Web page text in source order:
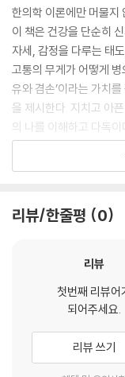
--- 본문 중에서
한의학 이론에만 머물지
이 책은 건강을 단순히
자세, 감정을 다루는 태
고통의 무게가 어떻게
유와 겸손’이라는 가치
을 제시한다. 지치고 아
의 나를 이해하고 다독
생의 주치의 같은 친구
찾는 여행에 함께할 수
- 마음과 삶을 다독이는
『그럴 수도 있지-뭐!』
통합 치유’에 관한 성찰
오늘날 수많은 사람이
서적 증상에 시달리고
리뷰/한줄평 0
리뷰
첫번째 리뷰어
되어주세요.
리뷰 쓰기